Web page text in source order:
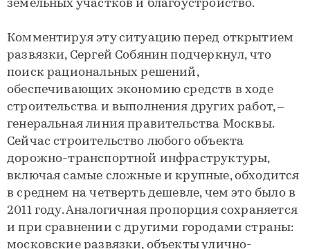
земельных участков и благоустройство.
Комментируя эту ситуацию перед открытием
развязки, Сергей Собянин подчеркнул, что
поиск рациональных решений,
обеспечивающих экономию средств в ходе
строительства и выполнения других работ, –
генеральная линия правительства Москвы.
Сейчас строительство любого объекта
дорожно-транспортной инфраструктуры,
включая самые сложные и крупные, обходится
в среднем на четверть дешевле, чем это было в
2011 году. Аналогичная пропорция сохраняется
и при сравнении с другими городами страны:
московские развязки, объекты улично-